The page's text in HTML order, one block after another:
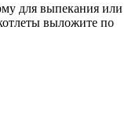
для выпекания или
выложите по